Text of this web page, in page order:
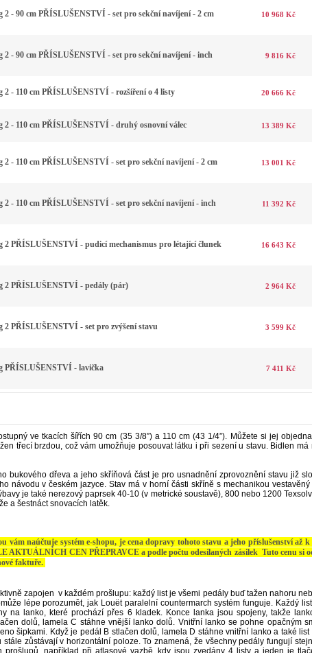
2 - 90 cm PŘÍSLUŠENSTVÍ - set pro sekční navíjení - 2 cm 10 968 Kč
2 - 90 cm PŘÍSLUŠENSTVÍ - set pro sekční navíjení - inch 9 816 Kč
2 - 110 cm PŘÍSLUŠENSTVÍ - rozšíření o 4 listy 20 666 Kč
2 - 110 cm PŘÍSLUŠENSTVÍ - druhý osnovní válec 13 389 Kč
- 110 cm PŘÍSLUŠENSTVÍ - set pro sekční navíjení - 2 cm 13 001 Kč
2 - 110 cm PŘÍSLUŠENSTVÍ - set pro sekční navíjení - inch 11 392 Kč
2 PŘÍSLUŠENSTVÍ - pudicí mechanismus pro létající člunek 16 643 Kč
2 PŘÍSLUŠENSTVÍ - pedály (pár) 2 964 Kč
2 PŘÍSLUŠENSTVÍ - set pro zvýšení stavu 3 599 Kč
PŘÍSLUŠENSTVÍ - lavička 7 411 Kč
ve tkacích šířích 90 cm (35 3/8”) a 110 cm (43 1/4”). Můžete si jej
třecí brzdou, což vám umožňuje posouvat látku i při sezení u stavu. Bidlen má
bukového dřeva a jeho skříňová část je pro usnadnění zprovoznění stavu již
návodu v českém jazyce.Stav má v horní části skříně s mechanikou
je také nerezový paprsek 40-10 (v metrické soustavě), 800 nebo 1200
a šestnáct snovacích latěk.
vám naúčtuje systém e-shopu, je cena dopravy tohoto stavu a jeho příslušenství až
CEN PŘEPRAVCE a podle počtu odesílaných zásilek Tuto cenu si
faktuře.
zapojen v každém prošlupu: každý list je všemi pedály buď tažen nahoru
lépe porozumět, jak Louët paralelní countermarch systém funguje. Každý
na lanko, které prochází přes 6 kladek. Konce lanka jsou spojeny, takže
dolů, lamela C stáhne vnější lanko dolů. Vnitřní lanko se pohne opačným
šipkami. Když je pedál B stlačen dolů, lamela D stáhne vnitřní lanko a také list
zůstávají v horizontální poloze. To znamená, že všechny pedály fungují
prošlupů, například při atlasové vazbě, kdy jsou zvedány 4 listy a jeden je